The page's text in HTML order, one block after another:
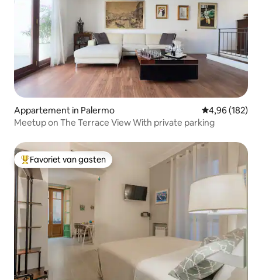
Appartement in Palermo Gemiddelde
4,96 (182)
Meetup on The Terrace View With private parking
Topfavoriet van gasten
Favoriet van gasten